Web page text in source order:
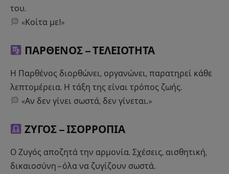
του.
«Κοίτα με!»
ΠΑΡΘΕΝΟΣ –ΤΕΛΕΙΟΤΗΤΑ
Η Παρθένος διορθώνει, οργανώνει, παρατηρεί κάθε
λεπτομέρεια. Η τάξη της είναι τρόπος ζωής.
«Αν δεν γίνει σωστά, δεν γίνεται.»
ΖΥΓΟΣ –ΙΣΟΡΡΟΠΙΑ
Ο Ζυγός αποζητά την αρμονία. Σχέσεις, αισθητική,
δικαιοσύνη – όλα να ζυγίζουν σωστά.